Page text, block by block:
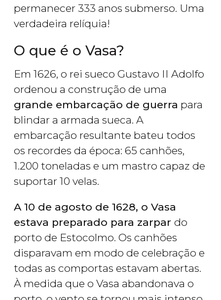
permanecer 333 anos submerso. Uma
verdadeira relíquia!
O que é o Vasa?
Em 1626, o rei sueco Gustavo II Adolfo
ordenou a construção de uma
grande embarcação de guerra para
blindar a armada sueca. A
embarcação resultante bateu todos
os recordes da época: 65 canhões,
1.200 toneladas e um mastro capaz de
suportar 10 velas.
A 10 de agosto de 1628, o Vasa
estava preparado para zarpar do
porto de Estocolmo. Os canhões
disparavam em modo de celebração e
todas as comportas estavam abertas.
À medida que o Vasa abandonava o